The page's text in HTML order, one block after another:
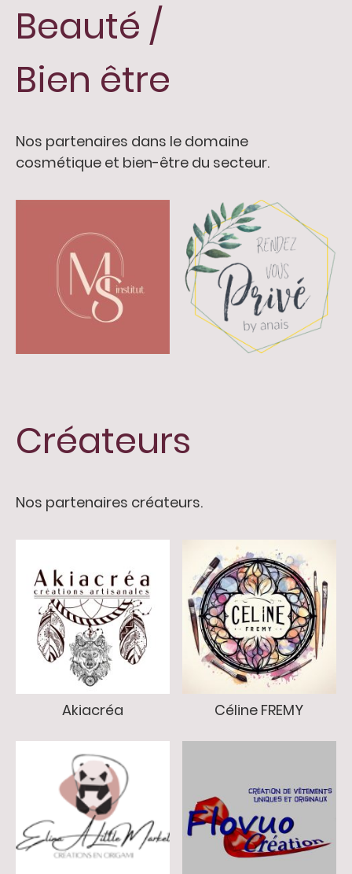
Beauté /
Bien être
Nos partenaires dans le domaine
cosmétique et bien-être du secteur.
Créateurs
Nos partenaires créateurs.
Akiacréa Céline FREMY